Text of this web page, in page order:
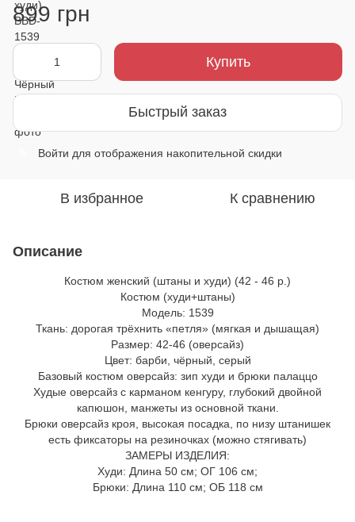
899 грн
Купить
Быстрый заказ
Войти для отображения накопительной скидки
В избранное К сравнению
Описание
Костюм женский (штаны и худи) (42 - 46 р.)
Костюм (худи+штаны)
Модель: 1539
Ткань: дорогая трёхнить «петля» (мягкая и дышащая)
Размер: 42-46 (оверсайз)
Цвет: барби, чёрный, серый
Базовый костюм оверсайз: зип худи и брюки палаццо
Худые оверсайз с карманом кенгуру, глубокий двойной
капюшон, манжеты из основной ткани.
Брюки оверсайз кроя, высокая посадка, по низу штанишек
есть фиксаторы на резиночках (можно стягивать)
ЗАМЕРЫ ИЗДЕЛИЯ:
Худи: Длина 50 см; ОГ 106 см;
Брюки: Длина 110 см; ОБ 118 см